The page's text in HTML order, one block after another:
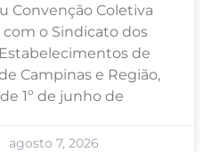
Convenção Coletiva
com o Sindicato dos
de
Campinas e Região,
1º de junho de
agosto 7, 2026